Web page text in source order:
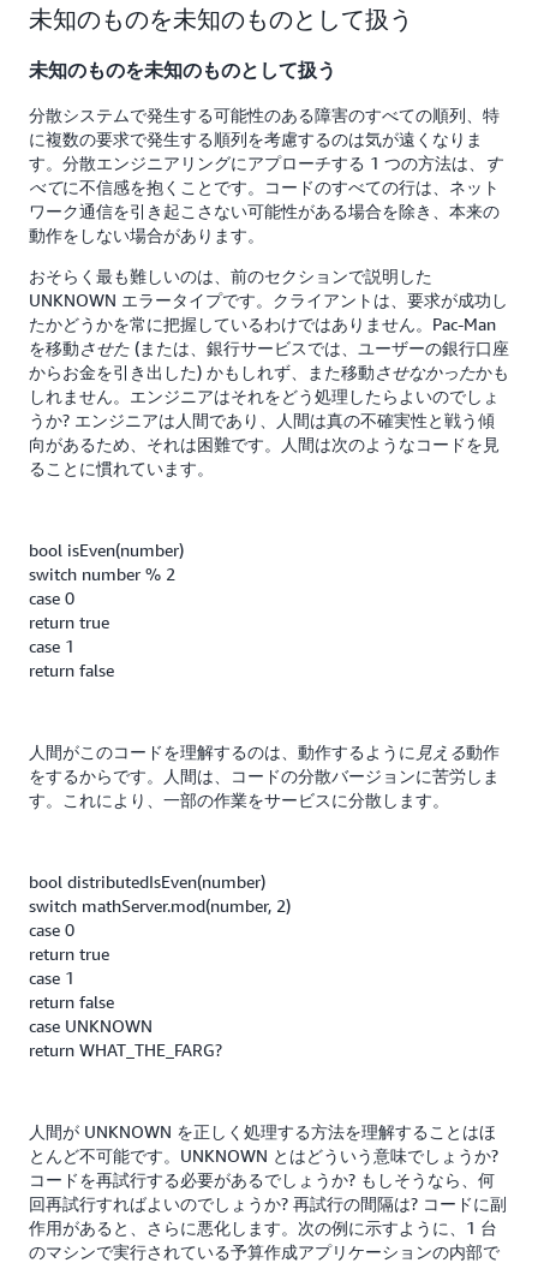
未知のものを未知のものとして扱う
未知のものを未知のものとして扱う
分散システムで発生する可能性のある障害のすべての順列、特
に複数の要求で発生する順列を考慮するのは気が遠くなりま
す。分散エンジニアリングにアプローチする 1 つの方法は、
す
べてに不信感を抱くことです。コードのすべての行は、ネット
ワーク通信を引き起こさない可能性がある場合を除き、本来の
動作をしない場合があります。
おそらく最も難しいのは、前のセクションで説明した
UNKNOWN エラータイプです。クライアントは、要求が成功し
たかどうかを常に把握しているわけではありません。Pac-Man
を移動させた (または、銀行サービスでは、ユーザーの銀行口座
からお金を引き出した) かもしれず、また移動させなかったかも
しれません。エンジニアはそれをどう処理したらよいのでしょ
うか? エンジニアは人間であり、人間は真の不確実性と戦う傾
向があるため、それは困難です。人間は次のようなコードを見
ることに慣れています。
bool isEven(number)
switch number % 2
case 0
return true
case 1
return false
人間がこのコードを理解するのは、動作するように 見える動作
をするからです。人間は、コードの分散バージョンに苦労しま
す。これにより、一部の作業をサービスに分散します。
bool distributedIsEven(number)
switch mathServer.mod(number, 2)
case 0
return true
case 1
return false
case UNKNOWN
return WHAT_THE_FARG?
人間が UNKNOWN を正しく処理する方法を理解することはほ
とんど不可能です。UNKNOWN とはどういう意味でしょうか?
コードを再試行する必要があるでしょうか? もしそうなら、何
回再試行すればよいのでしょうか? 再試行の間隔は? コードに副
作用があると、さらに悪化します。次の例に示すように、1 台
のマシンで実行されている予算作成アプリケーションの内部で